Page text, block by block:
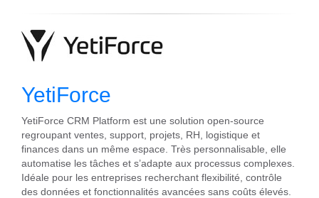
YetiForce
YetiForce CRM Platform est une solution open-source
regroupant ventes, support, projets, RH, logistique et
finances dans un même espace. Très personnalisable, elle
automatise les tâches et s’adapte aux processus complexes.
Idéale pour les entreprises recherchant flexibilité, contrôle
des données et fonctionnalités avancées sans coûts élevés.